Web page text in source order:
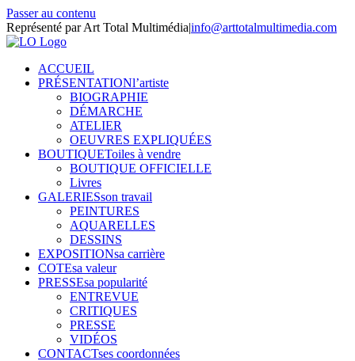
Passer au contenu
Représenté par Art Total Multimédia|info@arttotalmultimedia.com
ACCUEIL
PRÉSENTATIONl’artiste
BIOGRAPHIE
DÉMARCHE
ATELIER
OEUVRES EXPLIQUÉES
BOUTIQUEToiles à vendre
BOUTIQUE OFFICIELLE
Livres
GALERIESson travail
PEINTURES
AQUARELLES
DESSINS
EXPOSITIONsa carrière
COTEsa valeur
PRESSEsa popularité
ENTREVUE
CRITIQUES
PRESSE
VIDÉOS
CONTACTses coordonnées